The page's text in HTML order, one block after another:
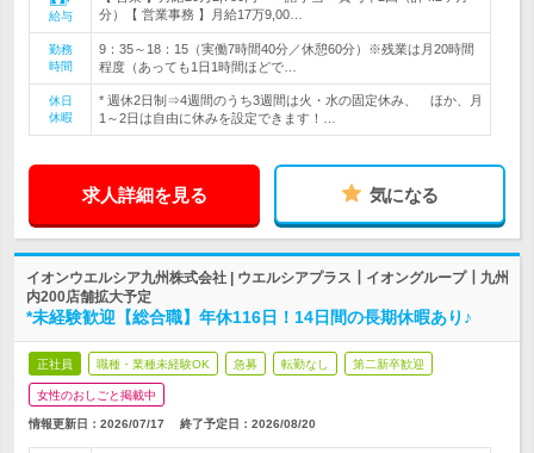
給与
分）【 営業事務 】月給17万9,00…
勤務
時間
9：35～18：15（実働7時間40分／休憩60分）※残業は月20時間
程度（あっても1日1時間ほどで…
休日
休暇
* 週休2日制⇒4週間のうち3週間は火・水の固定休み、 ほか、月
1～2日は自由に休みを設定できます！…
求人詳細を見る 気になる
イオンウエルシア九州株式会社 | ウエルシアプラス┃イオングループ┃九州
内200店舗拡大予定
*未経験歓迎【総合職】年休116日！14日間の長期休暇あり♪
正社員 職種・業種未経験OK 急募 転勤なし 第二新卒歓迎
女性のおしごと掲載中
情報更新日：2026/07/17 終了予定日： 2026/08/20